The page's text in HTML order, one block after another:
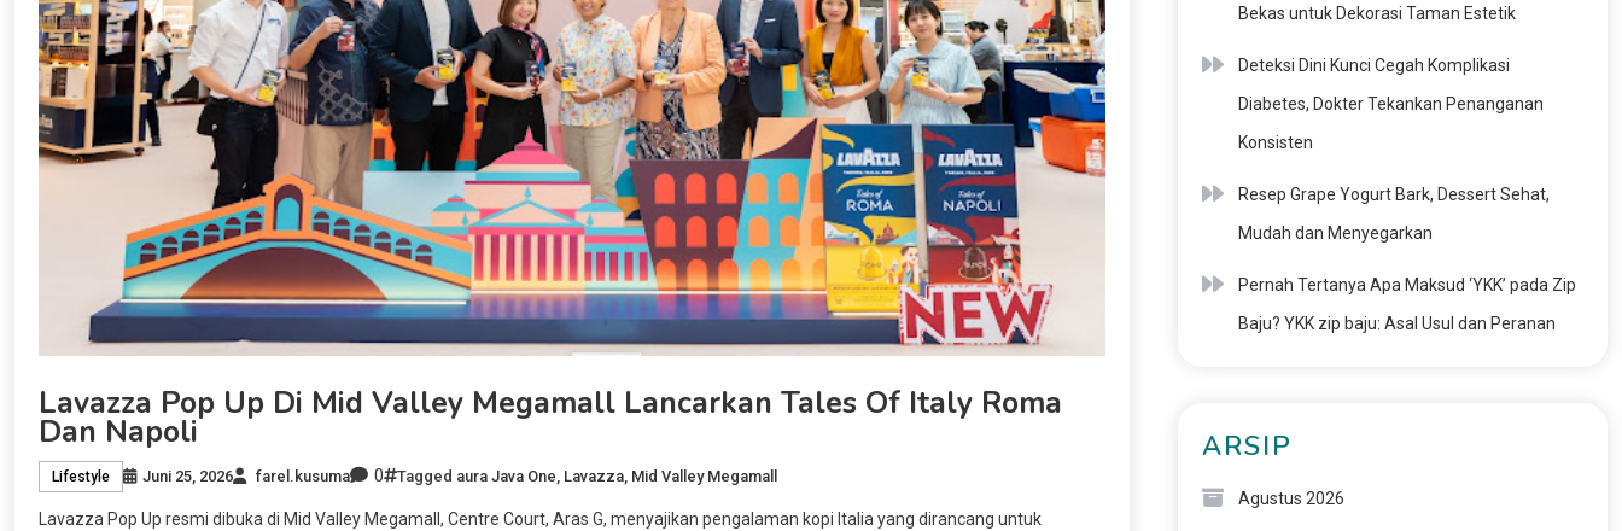
Lavazza Pop Up Di Mid Valley Megamall Lancarkan Tales Of Italy Roma
Dan Napoli
Lifestyle Juni 25, 2026 farel.kusuma 0 Tagged aura Java One Lavazza Mid Valley Megamall
Lavazza Pop Up resmi dibuka di Mid Valley Megamall, Centre Court, Aras G, menyajikan pengalaman kopi Italia yang dirancang untuk
Bekas untuk Dekorasi Taman Estetik
Deteksi Dini Kunci Cegah Komplikasi
Diabetes, Dokter Tekankan Penanganan
Konsisten
Resep Grape Yogurt Bark, Dessert Sehat,
Mudah dan Menyegarkan
Pernah Tertanya Apa Maksud ‘YKK’ pada Zip
Baju? YKK zip baju: Asal Usul dan Peranan
ARSIP
Agustus 2026